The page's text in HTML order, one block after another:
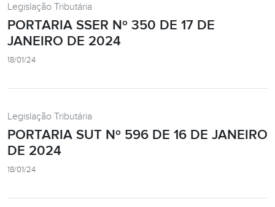
Legislação Tributária
PORTARIA SSER Nº 350 DE 17 DE
JANEIRO DE 2024
18/01/24
Legislação Tributária
PORTARIA SUT Nº 596 DE 16 DE JANEIRO
DE 2024
18/01/24